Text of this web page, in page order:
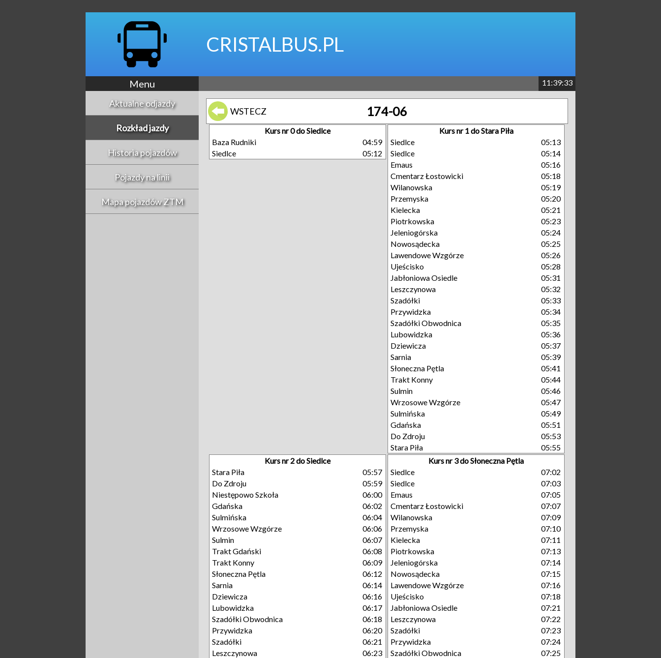
CRISTALBUS.PL
Menu 11:39:34
Aktualne odjazdy
Rozkład jazdy
Historia pojazdów
Pojazdy na linii
Mapa pojazdów ZTM
WSTECZ 174-06
Kurs nr 0 do Siedlce
Baza Rudniki
04:59
Siedlce
05:12
Kurs nr 1 do Stara Piła
Siedlce
05:13
Siedlce
05:14
Emaus
05:16
Cmentarz Łostowicki
05:18
Wilanowska
05:19
Przemyska
05:20
Kielecka
05:21
Piotrkowska
05:23
Jeleniogórska
05:24
Nowosądecka
05:25
Lawendowe Wzgórze
05:26
Ujeścisko
05:28
Jabłoniowa Osiedle
05:31
Leszczynowa
05:32
Szadółki
05:33
Przywidzka
05:34
Szadółki Obwodnica
05:35
Lubowidzka
05:36
Dziewicza
05:37
Sarnia
05:39
Słoneczna Pętla
05:41
Trakt Konny
05:44
Sulmin
05:46
Wrzosowe Wzgórze
05:47
Sulmińska
05:49
Gdańska
05:51
Do Zdroju
05:53
Stara Piła
05:55
Kurs nr 2 do Siedlce
Stara Piła
05:57
Do Zdroju
05:59
Niestępowo Szkoła
06:00
Gdańska
06:02
Sulmińska
06:04
Wrzosowe Wzgórze
06:06
Sulmin
06:07
Trakt Gdański
06:08
Trakt Konny
06:09
Słoneczna Pętla
06:12
Sarnia
06:14
Dziewicza
06:16
Lubowidzka
06:17
Szadółki Obwodnica
06:18
Przywidzka
06:20
Szadółki
06:21
Leszczynowa
06:23
Kurs nr 3 do Słoneczna Pętla
Siedlce
07:02
Siedlce
07:03
Emaus
07:05
Cmentarz Łostowicki
07:07
Wilanowska
07:09
Przemyska
07:10
Kielecka
07:11
Piotrkowska
07:13
Jeleniogórska
07:14
Nowosądecka
07:15
Lawendowe Wzgórze
07:16
Ujeścisko
07:18
Jabłoniowa Osiedle
07:21
Leszczynowa
07:22
Szadółki
07:23
Przywidzka
07:24
Szadółki Obwodnica
07:25